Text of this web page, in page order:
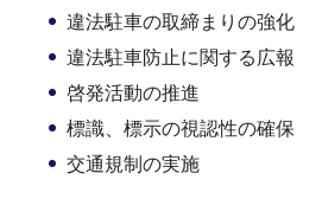
違法駐車の取締まりの強化
違法駐車防止に関する広報
啓発活動の推進
標識、標示の視認性の確保
交通規制の実施